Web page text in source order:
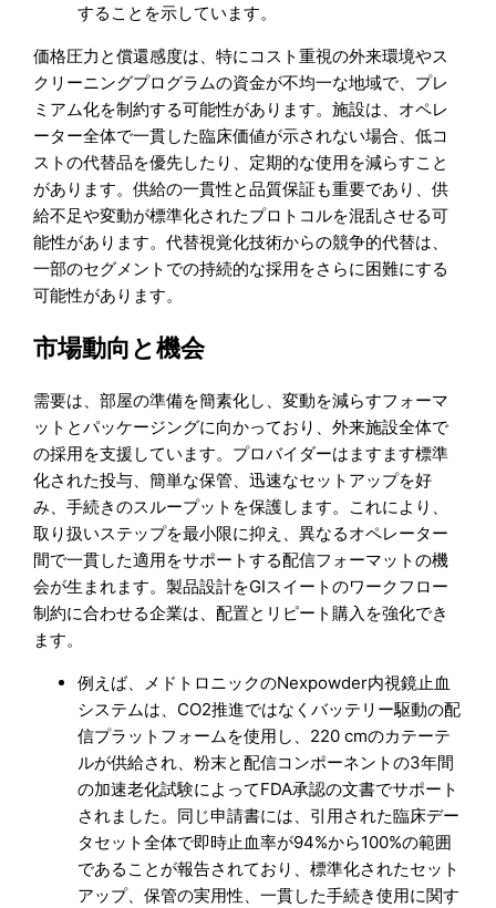
することを示しています。
価格圧力と償還感度は、特にコスト重視の外来環境やス
クリーニングプログラムの資金が不均一な地域で、プレ
ミアム化を制約する可能性があります。施設は、オペレ
ーター全体で一貫した臨床価値が示されない場合、低コ
ストの代替品を優先したり、定期的な使用を減らすこと
があります。供給の一貫性と品質保証も重要であり、供
給不足や変動が標準化されたプロトコルを混乱させる可
能性があります。代替視覚化技術からの競争的代替は、
一部のセグメントでの持続的な採用をさらに困難にする
可能性があります。
市場動向と機会
需要は、部屋の準備を簡素化し、変動を減らすフォーマ
ットとパッケージングに向かっており、外来施設全体で
の採用を支援しています。プロバイダーはますます標準
化された投与、簡単な保管、迅速なセットアップを好
み、手続きのスループットを保護します。これにより、
取り扱いステップを最小限に抑え、異なるオペレーター
間で一貫した適用をサポートする配信フォーマットの機
会が生まれます。製品設計をGIスイートのワークフロー
制約に合わせる企業は、配置とリピート購入を強化でき
ます。
例えば、メドトロニックのNexpowder内視鏡止血
システムは、CO2推進ではなくバッテリー駆動の配
信プラットフォームを使用し、220 cmのカテーテ
ルが供給され、粉末と配信コンポーネントの3年間
の加速老化試験によってFDA承認の文書でサポート
されました。同じ申請書には、引用された臨床デー
タセット全体で即時止血率が94%から100%の範囲
であることが報告されており、標準化されたセット
アップ、保管の実用性、一貫した手続き使用に関す